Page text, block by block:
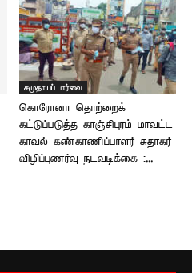
சமுதாயப் பார்வை
கொரோனா தொற்றைக்
கட்டுப்படுத்த காஞ்சிபுரம் மாவட்ட
காவல் கண்காணிப்பாளர் சுதாகர்
விழிப்புணர்வு நடவடிக்கை :...